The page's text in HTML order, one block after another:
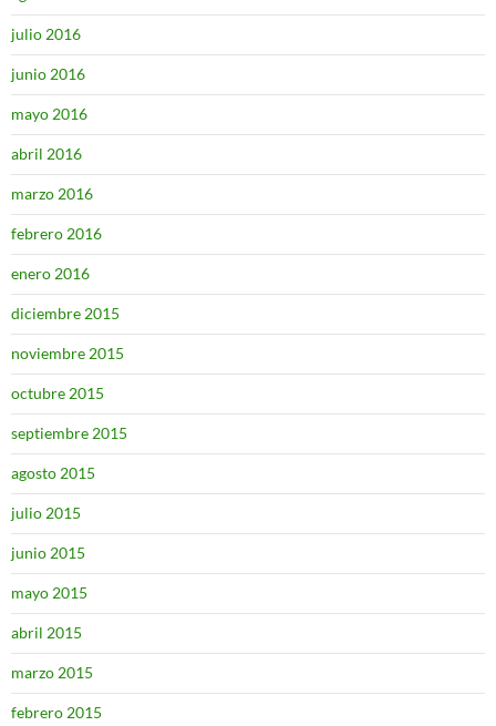
julio 2016
junio 2016
mayo 2016
abril 2016
marzo 2016
febrero 2016
enero 2016
diciembre 2015
noviembre 2015
octubre 2015
septiembre 2015
agosto 2015
julio 2015
junio 2015
mayo 2015
abril 2015
marzo 2015
febrero 2015